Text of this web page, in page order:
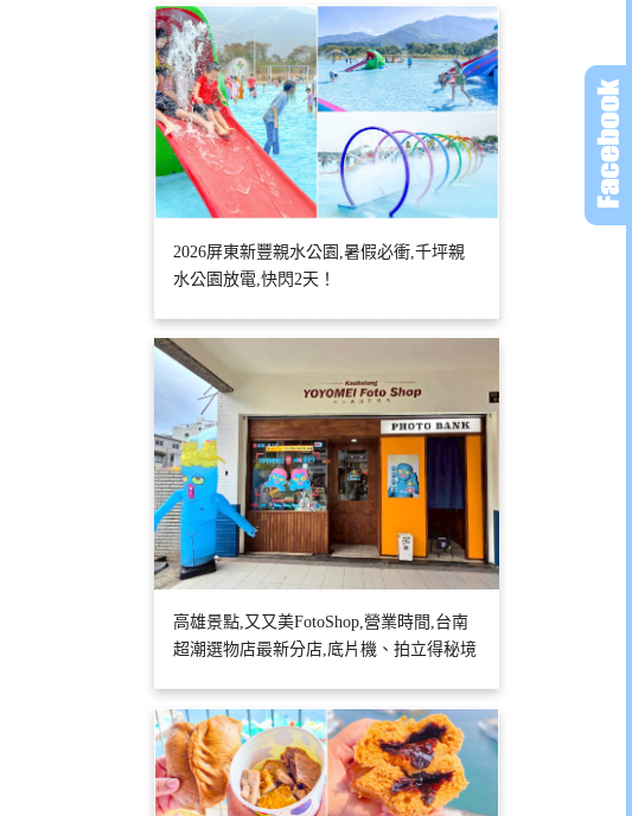
2026屏東新豐親水公園,暑假必衝,千坪親
水公園放電,快閃2天！
高雄景點,又又美FotoShop,營業時間,台南
超潮選物店最新分店,底片機、拍立得秘境